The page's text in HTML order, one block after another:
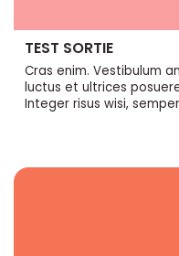
TEST SORTIE
Cras enim. Vestibulum
luctus et ultrices
Integer risus wisi,